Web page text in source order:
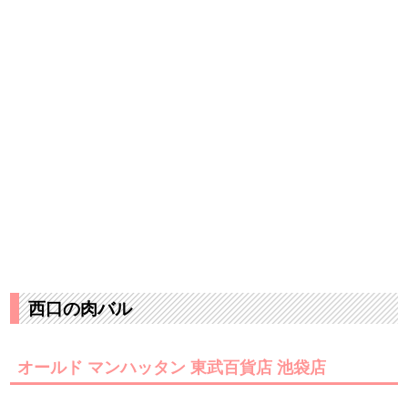
西口の肉バル
オールド マンハッタン 東武百貨店 池袋店